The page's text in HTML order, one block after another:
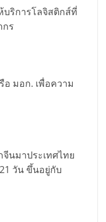
บริการโลจิสติกส์ที่
กร
รือ มอก. เพื่อความ
จีนมาประเทศไทย
วัน ขึ้นอยู่กับ